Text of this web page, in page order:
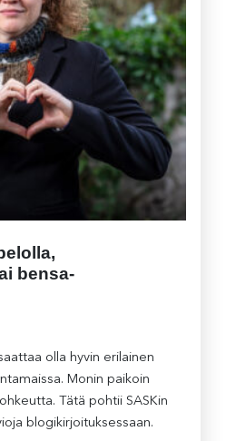
bensa-
olla hyvin erilainen
Monin paikoin
Tätä pohtii SASKin
blogikirjoituksessaan.